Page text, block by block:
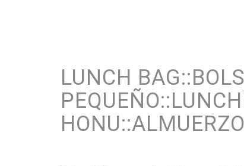
LUNCH
HONU::ALMUERZO